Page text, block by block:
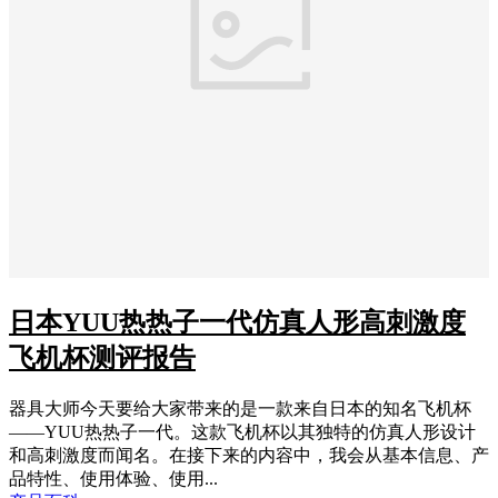
日本YUU热热子一代仿真人形高刺激度
飞机杯测评报告
器具大师今天要给大家带来的是一款来自日本的知名飞机杯
——YUU热热子一代。这款飞机杯以其独特的仿真人形设计
和高刺激度而闻名。在接下来的内容中，我会从基本信息、产
品特性、使用体验、使用...